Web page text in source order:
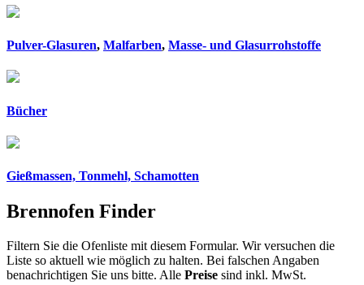
Pulver-Glasuren, Malfarben, Masse- und Glasurrohstoffe
Bücher
Gießmassen, Tonmehl, Schamotten
Brennofen Finder
Filtern Sie die Ofenliste mit diesem Formular. Wir versuchen die
Liste so aktuell wie möglich zu halten. Bei falschen Angaben
benachrichtigen Sie uns bitte. Alle Preise sind inkl. MwSt.